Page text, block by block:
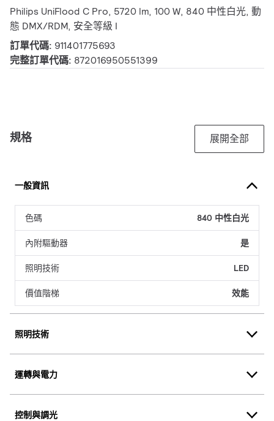
Philips UniFlood C Pro, 5720 lm, 100 W, 840 中性白光, 動
態 DMX/RDM, 安全等級 I
訂單代碼: 911401775693
完整訂單代碼: 872016950551399
規格 展開全部
一般資訊
色碼 840 中性白光
內附驅動器 是
照明技術 LED
價值階梯 效能
照明技術
運轉與電力
控制與調光